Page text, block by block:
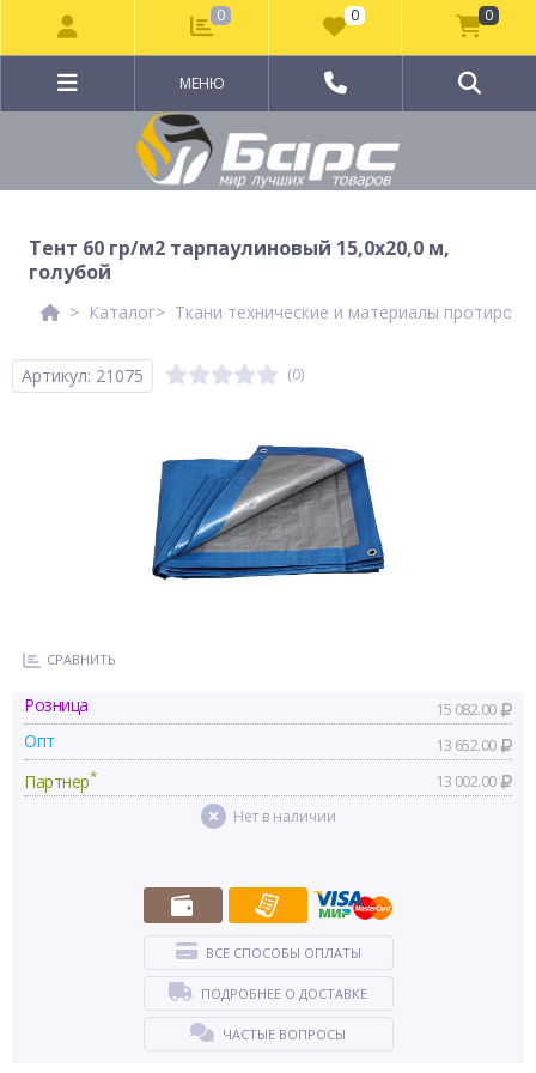
МЕНЮ
Тент 60 гр/м2 тарпаулиновый 15,0х20,0 м,
голубой
Каталог Ткани технические и материалы
Артикул: 21075 (0)
СРАВНИТЬ
Розница 15 082.00
Опт 13 652.00
Партнер* 13 002.00
Нет в наличии
ВСЕ СПОСОБЫ ОПЛАТЫ
ПОДРОБНЕЕ О ДОСТАВКЕ
ЧАСТЫЕ ВОПРОСЫ
0 0 0